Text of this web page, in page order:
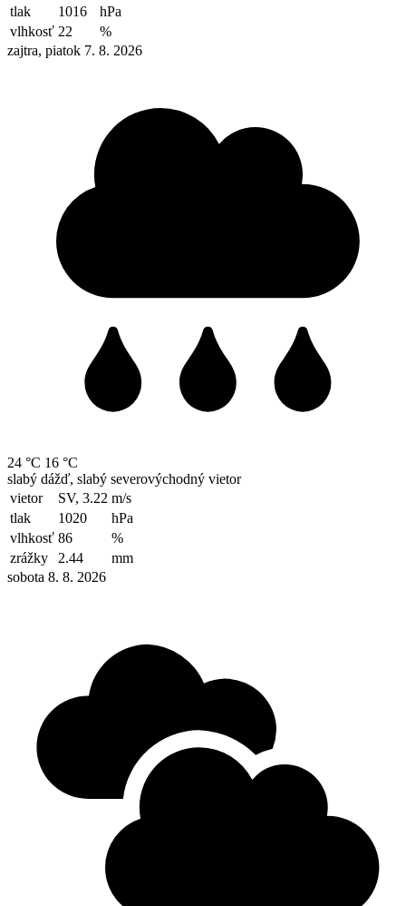
tlak 1016
hPa
vlhkosť 22
%
zajtra, piatok 7. 8. 2026
24 °C 16 °C
slabý dážď, slabý severovýchodný vietor
vietor
SV, 3.22 m/s
tlak
1020
hPa
vlhkosť 86
%
zrážky
2.44
mm
sobota 8. 8. 2026